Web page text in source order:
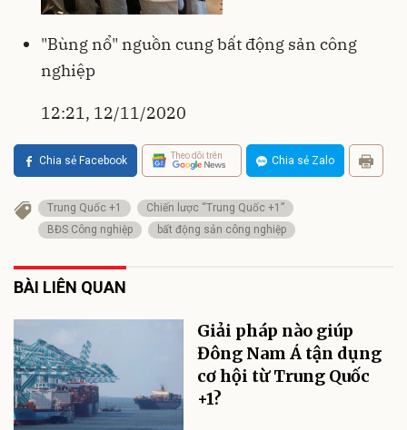
"Bùng nổ" nguồn cung bất động sản công
nghiệp
12:21, 12/11/2020
Chia sẻ Facebook Theo dõi trên Chia sẻ Zalo
Trung Quốc +1
Chiến lược “Trung Quốc +1”
BĐS Công nghiệp
bất động sản công nghiệp
BÀI LIÊN QUAN
Giải pháp nào giúp
Đông Nam Á tận dụng
cơ hội từ Trung Quốc
+1?